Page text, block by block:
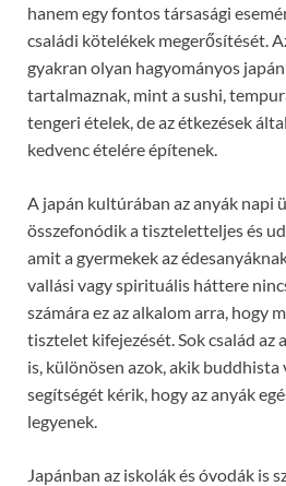
hanem egy fontos társasági
családi kötelékek megerősítését.
gyakran olyan hagyományos
tartalmaznak, mint a sushi,
tengeri ételek, de az étkezések
kedvenc ételére építenek.
A japán kultúrában az anyák napi
összefonódik a tiszteletteljes és
amit a gyermekek az
vallási vagy spirituális háttere
számára ez az alkalom arra, hogy
tisztelet kifejezését. Sok család az
is, különösen azok, akik buddhista
segítségét kérik, hogy az anyák
legyenek.
Japánban az iskolák és óvodák is